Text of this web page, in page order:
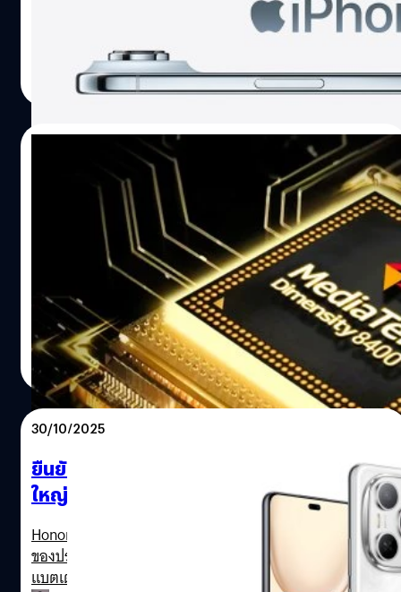
เป็นผลกระทบจากยอดจำหน่ายของ iPhone Air ที่ไม่สูงเท่าไร
ปรีดี ฤกษ์วลีกุล| 270 days ago
Read More
หลุดสเปก Dimensity 8500 : เร่งความแรง
สมาร์ตโฟนระดับกลาง ด้วยซีพียู 3.40 GHz
Dimensity 8500 ได้รับการผลิตด้วยกระบวนการ 4
นาโเนมตร และติดตั้งแกน CPU แบบ Big Core จำนวน 8 คอร์
เช่นเดียวกับ Dimensity 8400
ปรีดี ฤกษ์วลีกุล| 280 days ago
Read More
30/10/2025
ยืนยัน Honor Power 2 มาพร้อมแบตเตอรี่
ใหญ่ถึง 10,000 mAh
Honor Power 2 ได้ผ่านการรับรองมาตรฐานจากหน่วยงาน 3C
ของประเทศจีน ยืนยันว่าสมาร์ตโฟนดังกล่าวมีความจุ
แบตเตอรี่มหาศาลถึง 9,886 mAh